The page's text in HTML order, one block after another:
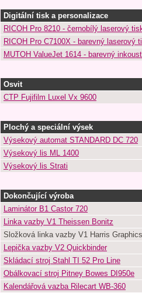
Digitální tisk a personalizace
RICOH Pro 8210 - černobílý laserový
RICOH Pro C7100X - barevný laserový
MUTOH ValueJet 1614 - barevný
Osvit
CTP Fujifilm Luxel Vx 9600
Plochý a speciální výsek
Výsekový automat STANDARD DC 720
Výsekový lis ML 1400
Výsekový lis Strati
Dokončující výroba
Laminátor B1 Castor 720
Linka vazby V1 Theissen Bonitz
Složková linka vazby V1 Harris
Lepička vazby V2 Quickbinder
Skládací stroj Stahl TI 52 Pro Line
Obálkovací stroj Pitney Bowes DI950e
Kalendářová vazba Rilecart WB-360